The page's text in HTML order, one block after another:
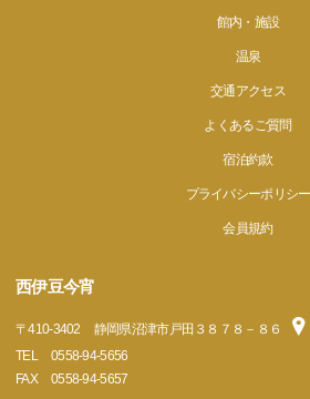
館内・施設
温泉
交通アクセス
よくあるご質問
宿泊約款
プライバシーポリシー
会員規約
西伊豆今宵
〒410-3402
静岡県沼津市戸田３８７８－８６
TEL
0558-94-5656
FAX
0558-94-5657